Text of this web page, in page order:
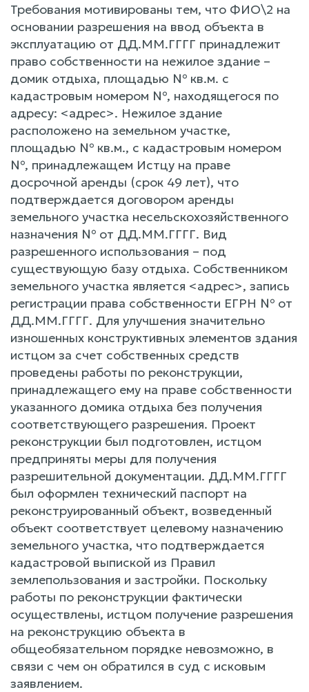
Требования мотивированы тем, что ФИО\2 на
основании разрешения на ввод объекта в
эксплуатацию от ДД.ММ.ГГГГ принадлежит
право собственности на нежилое здание –
домик отдыха, площадью № кв.м. с
кадастровым номером №, находящегося по
адресу: <адрес>. Нежилое здание
расположено на земельном участке,
площадью № кв.м., с кадастровым номером
№, принадлежащем Истцу на праве
досрочной аренды (срок 49 лет), что
подтверждается договором аренды
земельного участка несельскохозяйственного
назначения № от ДД.ММ.ГГГГ. Вид
разрешенного использования – под
существующую базу отдыха. Собственником
земельного участка является <адрес>, запись
регистрации права собственности ЕГРН № от
ДД.ММ.ГГГГ. Для улучшения значительно
изношенных конструктивных элементов здания
истцом за счет собственных средств
проведены работы по реконструкции,
принадлежащего ему на праве собственности
указанного домика отдыха без получения
соответствующего разрешения. Проект
реконструкции был подготовлен, истцом
предприняты меры для получения
разрешительной документации. ДД.ММ.ГГГГ
был оформлен технический паспорт на
реконструированный объект, возведенный
объект соответствует целевому назначению
земельного участка, что подтверждается
кадастровой выпиской из Правил
землепользования и застройки. Поскольку
работы по реконструкции фактически
осуществлены, истцом получение разрешения
на реконструкцию объекта в
общеобязательном порядке невозможно, в
связи с чем он обратился в суд с исковым
заявлением.